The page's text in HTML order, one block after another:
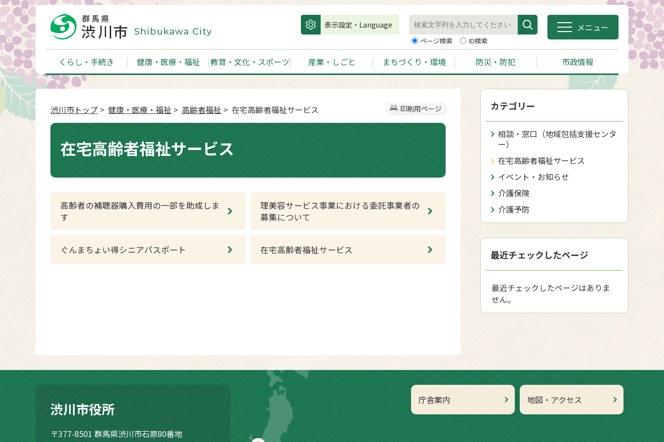
表示設定・Language
ページ検索 ID検索
メニュー
くらし・手続き 健康・医療・福祉 教育・文化・スポーツ 産業・しごと まちづくり・環境 防災・防犯 市政情報
印刷用ページ
渋川市トップ > 健康・医療・福祉 > 高齢者福祉 > 在宅高齢者福祉サービス
在宅高齢者福祉サービス
高齢者の補聴器購入費用の一部を助成しま
す
理美容サービス事業における委託事業者の
募集について
ぐんまちょい得シニアパスポート 在宅高齢者福祉サービス
カテゴリー
相談・窓口（地域包括支援センタ
ー）
在宅高齢者福祉サービス
イベント・お知らせ
介護保険
介護予防
最近チェックしたページ
最近チェックしたページはありま
せん。
庁舎案内 地図・アクセス
渋川市役所
〒377-8501 群馬県渋川市石原80番地